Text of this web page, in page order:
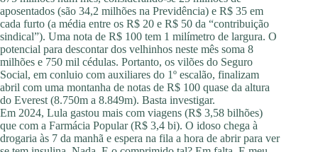
aposentados (são 34,2 milhões na Previdência) e R$ 35 em
cada furto (a média entre os R$ 20 e R$ 50 da “contribuição
sindical”). Uma nota de R$ 100 tem 1 milímetro de largura. O
potencial para descontar dos velhinhos neste mês soma 8
milhões e 750 mil cédulas. Portanto, os vilões do Seguro
Social, em conluio com auxiliares do 1º escalão, finalizam
abril com uma montanha de notas de R$ 100 quase da altura
do Everest (8.750m a 8.849m). Basta investigar.
Em 2024, Lula gastou mais com viagens (R$ 3,58 bilhões)
que com a Farmácia Popular (R$ 3,4 bi). O idoso chega à
drogaria às 7 da manhã e espera na fila a hora de abrir para ver